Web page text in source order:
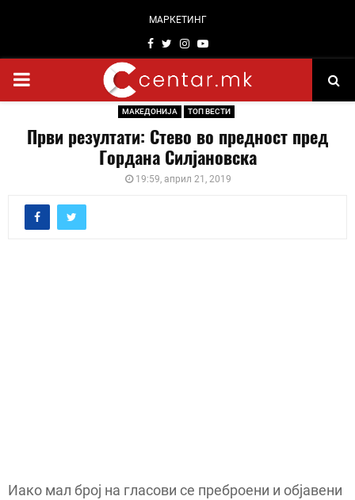
МАРКЕТИНГ
Facebook
TwitterInstagram
Youtube
PRIMARY
МАКЕДОНИЈА ТОП ВЕСТИ
Први резултати: Стево во предност пред
Гордана Силјановска
19:59, април 21, 2019
Иако мал број на гласови се преброени и објавени